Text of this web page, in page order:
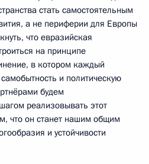
стать самостоятельным
а не периферии для Европы
что евразийская
на принципе
в котором каждый
и политическую
будем
реализовывать этот
что он станет нашим общим
и устойчивости